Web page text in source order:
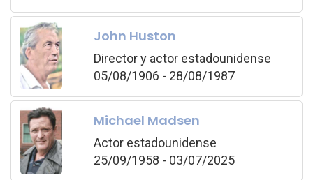
John Huston
Director y actor estadounidense
05/08/1906 - 28/08/1987
Michael Madsen
Actor estadounidense
25/09/1958 - 03/07/2025